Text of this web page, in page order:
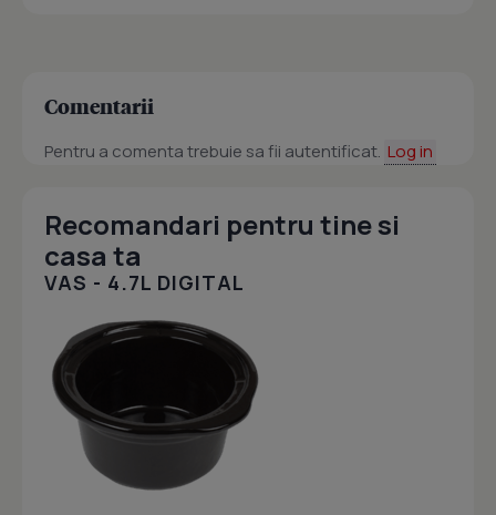
Comentarii
Pentru a comenta trebuie sa fii autentificat. Log in
Recomandari pentru tine si
casa ta
VAS - 4.7L DIGITAL